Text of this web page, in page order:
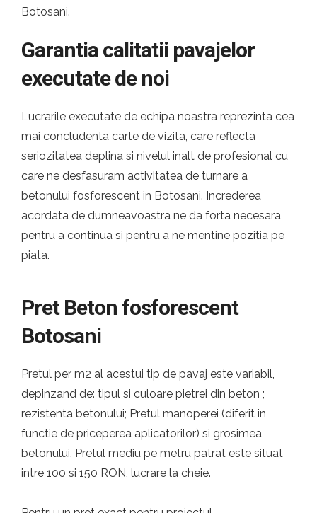
Botosani.
Garantia calitatii pavajelor
executate de noi
Lucrarile executate de echipa noastra reprezinta cea
mai concludenta carte de vizita, care reflecta
seriozitatea deplina si nivelul inalt de profesional cu
care ne desfasuram activitatea de turnare a
betonului fosforescent in Botosani. Increderea
acordata de dumneavoastra ne da forta necesara
pentru a continua si pentru a ne mentine pozitia pe
piata.
Pret Beton fosforescent
Botosani
Pretul per m2 al acestui tip de pavaj este variabil,
depinzand de: tipul si culoare pietrei din beton ;
rezistenta betonului; Pretul manoperei (diferit in
functie de priceperea aplicatorilor) si grosimea
betonului. Pretul mediu pe metru patrat este situat
intre 100 si 150 RON, lucrare la cheie.